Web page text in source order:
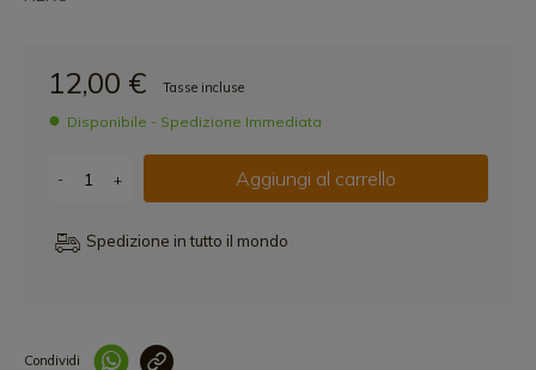
12,00 € Tasse incluse
Disponibile - Spedizione Immediata
- + Aggiungi al carrello
Spedizione in tutto il mondo
Condividi